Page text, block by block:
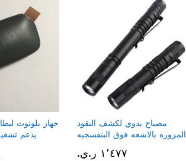
مصباح يدوي لكشف النقود
المزوره بالاشعه فوق البنفسجيه
١٬٤٧٧ ر.ي.‏